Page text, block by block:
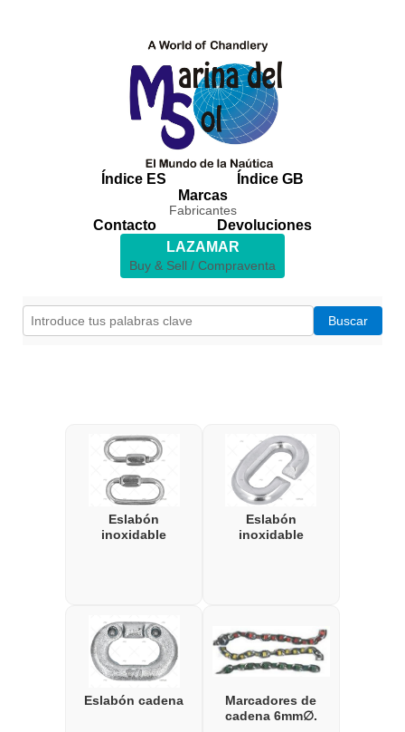
Índice ES
Índice GB
Marcas
Fabricantes
Contacto
Devoluciones
LAZAMAR
Buy & Sell / Compraventa
Eslabón
inoxidable
Eslabón
inoxidable
Eslabón cadena
Marcadores de
cadena 6mm∅.